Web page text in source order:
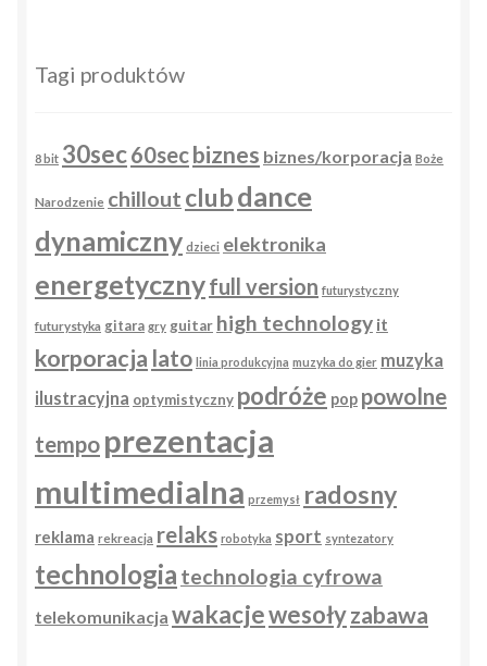
Tagi produktów
8 bit 30sec60secbiznes biznes/korporacja Boże
Narodzenie chillout clubdance
dynamiczny dzieci elektronika
energetycznyfull version futurystyczny
futurystyka gitara gry guitar high technology it
korporacja lato linia produkcyjna muzyka do gier muzyka
ilustracyjna optymistyczny podróże pop powolne
tempo prezentacja
multimedialna przemysł radosny
reklama rekreacja relaks robotyka sport syntezatory
technologia technologia cyfrowa
telekomunikacja wakacjewesołyzabawa